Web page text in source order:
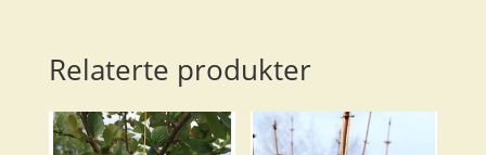
Relaterte produkter